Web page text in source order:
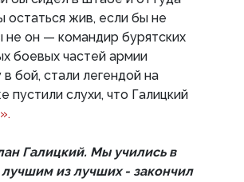
остаться жив, если бы не
не он — командир бурятских
боевых частей армии
бой, стали легендой на
слухи, что Галицкий
Галицкий. Мы учились в
из лучших - закончил